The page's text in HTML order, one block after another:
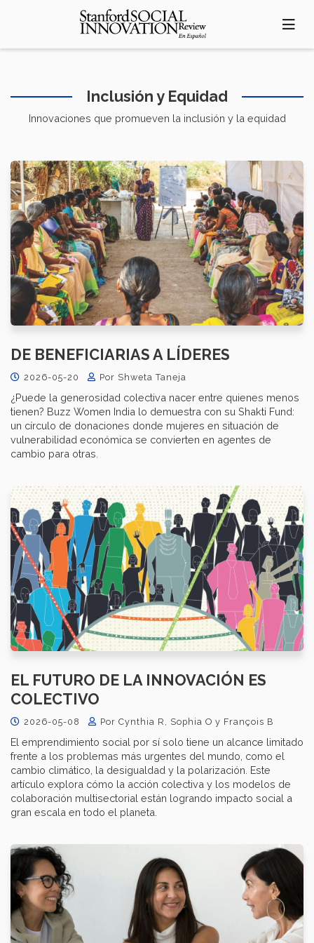
principal
Inclusión y Equidad
Innovaciones que promueven la inclusión y la equidad
DE BENEFICIARIAS A LÍDERES
2026-05-20 Por Shweta Taneja
¿Puede la generosidad colectiva nacer entre quienes menos
tienen? Buzz Women India lo demuestra con su Shakti Fund:
un círculo de donaciones donde mujeres en situación de
vulnerabilidad económica se convierten en agentes de
cambio para otras.
EL FUTURO DE LA INNOVACIÓN ES
COLECTIVO
2026-05-08 Por Cynthia R, Sophia O y François B
El emprendimiento social por sí solo tiene un alcance limitado
frente a los problemas más urgentes del mundo, como el
cambio climático, la desigualdad y la polarización. Este
artículo explora cómo la acción colectiva y los modelos de
colaboración multisectorial están logrando impacto social a
gran escala en todo el planeta.